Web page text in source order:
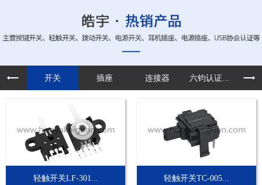
开关 插座 连接器 六钧认证... 定
轻触开关LF-301... 轻触开关TC-005...